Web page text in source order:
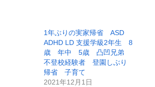
1年ぶりの実家帰省 ASD
ADHD LD 支援学級2年生 8
歳 年中 5歳 凸凹兄弟
不登校経験者 登園しぶり
帰省 子育て
2021年12月1日